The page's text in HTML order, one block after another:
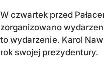
W czwartek przed
zorganizowano
to wydarzenie. Karol
rok swojej prezydentury.